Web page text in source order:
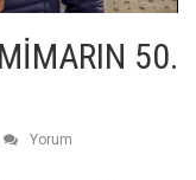
50.
Yorum